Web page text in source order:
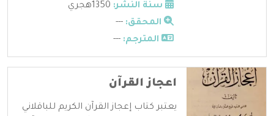
سنة النشر:
المحقق: ---
المترجم: ---
اعجاز القرآن
يعتبر كتاب إعجاز القرآن الكريم للباقلاني